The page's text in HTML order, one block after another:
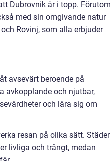
Dubrovnik är i topp. Förutom
med sin omgivande natur
Rovinj, som alla erbjuder
avsevärt beroende på
avkopplande och njutbar,
och lära sig om
resan på olika sätt. Städer
livliga och trångt, medan